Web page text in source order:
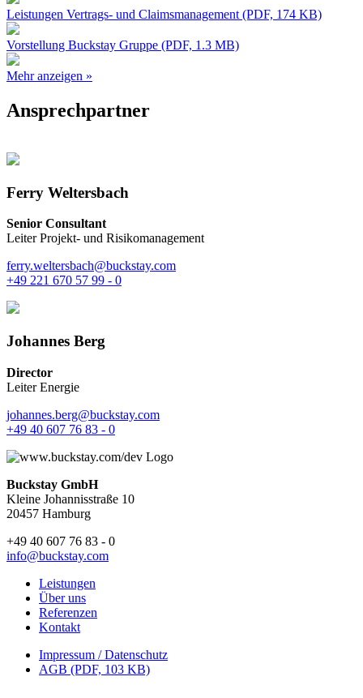
Leistungen Vertrags- und Claimsmanagement (PDF, 174 KB)
Vorstellung Buckstay Gruppe (PDF, 1.3 MB)
Mehr anzeigen »
Ansprechpartner
Ferry Weltersbach
Senior Consultant
Leiter Projekt- und Risikomanagement
ferry.weltersbach@buckstay.com
+49 221 670 57 99 - 0
Johannes Berg
Director
Leiter Energie
johannes.berg@buckstay.com
+49 40 607 76 83 ‑ 0
Buckstay GmbH
Kleine Johannisstraße 10
20457 Hamburg
+49 40 607 76 83 ‑ 0
info@buckstay.com
Leistungen
Über uns
Referenzen
Kontakt
Impressum / Datenschutz
AGB (PDF, 103 KB)